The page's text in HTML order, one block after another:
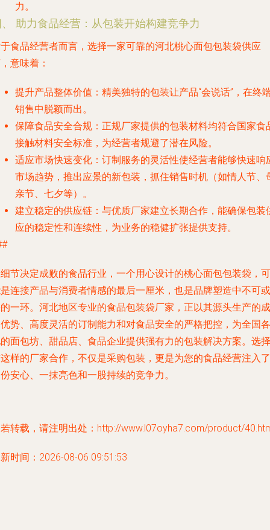
力。
助力食品经营：从包装开始构建竞争力
食品经营者而言，选择一家可靠的河北桃心面包包装袋供应
意味着：
提升产品整体价值 ：精美独特的包装让产品“会说话”，在终
销售中脱颖而出。
保障食品安全合规 ：正规厂家提供的包装材料均符合国家食
接触材料安全标准，为经营者规避了潜在风险。
适应市场快速变化 ：订制服务的灵活性使经营者能够快速响
市场趋势，推出应景的新包装，抓住销售时机（如情人节、
亲节、七夕等）。
建立稳定的供应链 ：与优质厂家建立长期合作，能确保包装
应的稳定性和连续性，为业务的稳健扩张提供支持。
节决定成败的食品行业，一个用心设计的桃心面包包装袋，可
连接产品与消费者情感的最后一厘米，也是品牌塑造中不可或
一环。河北地区专业的食品包装袋厂家，正以其源头生产的成
势、高度灵活的订制能力和对食品安全的严格把控，为全国各
面包坊、甜品店、食品企业提供强有力的包装解决方案。选择
样的厂家合作，不仅是采购包装，更是为您的食品经营注入了
安心、一抹亮色和一股持续的竞争力。
转载，请注明出处：http://www.l07oyha7.com/product/
时间：2026-08-06 09:51:53